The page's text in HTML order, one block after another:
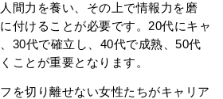
間力を養い、その上で情報力を磨
付けることが必要です。20代にキャ
30代で確立し、40代で成熟、50代
ことが重要となります。
を切り離せない女性たちがキャリア